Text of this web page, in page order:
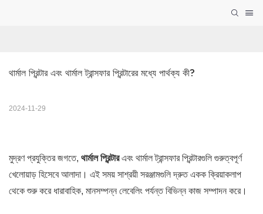
থার্মাল প্রিন্টার এবং থার্মাল ট্রান্সফার প্রিন্টারের মধ্যে পার্থক্য কী?
2024-11-29
মুদ্রণ প্রযুক্তির জগতে, থার্মাল প্রিন্টার এবং থার্মাল ট্রান্সফার প্রিন্টারগুলি গুরুত্বপূর্ণ
খেলোয়াড় হিসেবে আলাদা। এই সময় সাশ্রয়ী সরঞ্জামগুলি দ্রুত একক ক্রিয়াকলাপ
থেকে শুরু করে ধারাবাহিক, মানসম্পন্ন লেবেলিং পর্যন্ত বিভিন্ন কাজ সম্পাদন করে।